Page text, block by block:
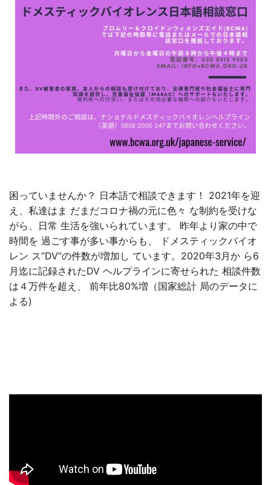
困っていませんか？ 日本語で相談できます！ 2021年を迎
え、私達はま だまだコロナ禍の元に色々 な制約を受けな
がら、日常 生活を強いられています。 昨年より家の中で
時間を 過ごす事が多い事からも、 ドメスティックバイオ
レン ス”DV”の件数が増加し ています。2020年3月か ら6
月迄に記録されたDV ヘルプラインに寄せられた 相談件数
は４万件を超え、 前年比80%増（国家総計 局のデータに
よる)